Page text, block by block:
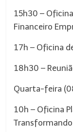
15h30 –
Financeiro
17h – Oficina
18h30 –
Quarta-feira
10h – Oficina